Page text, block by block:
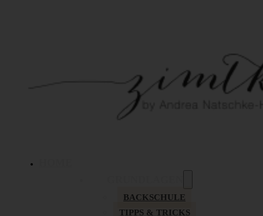
BACKSCHULE
TIPPS & TRICKS